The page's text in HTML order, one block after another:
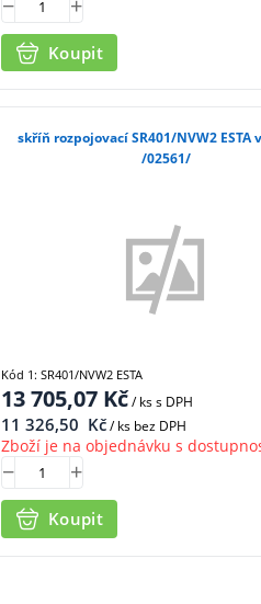
Koupit
skříň rozpojovací SR401/NVW2 ESTA
/02561/
13 705,07 Kč/ kss DPH
11 326,50 Kč/ ks bez DPH
Zboží je na objednávku s
Koupit
Kód 1: SR401/NVW2 ESTA